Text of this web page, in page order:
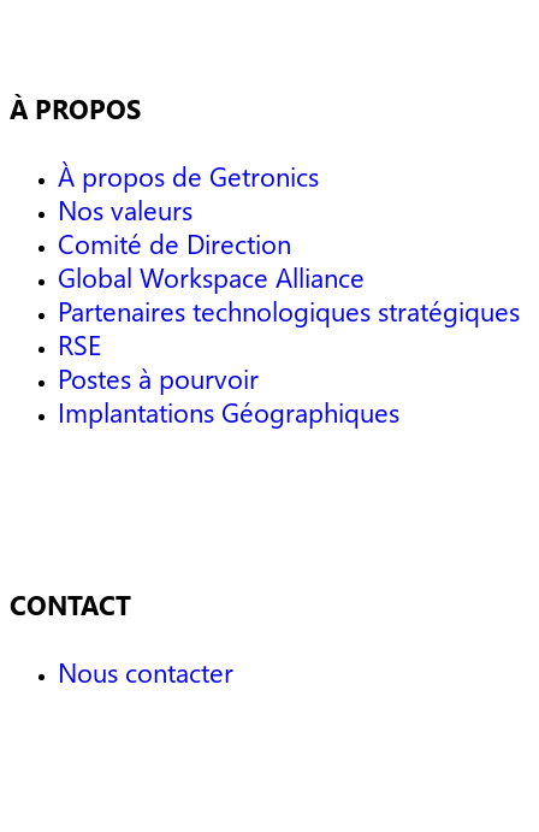
À PROPOS
À propos de Getronics
Nos valeurs
Comité de Direction
Global Workspace Alliance
Partenaires technologiques stratégiques
RSE
Postes à pourvoir
Implantations Géographiques
CONTACT
Nous contacter